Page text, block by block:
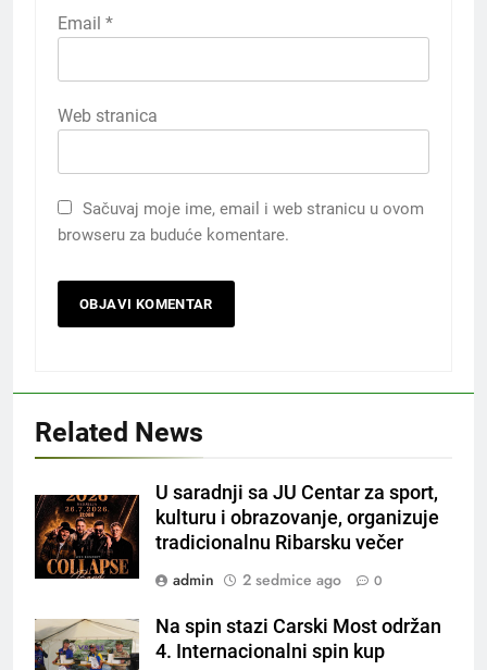
Email *
Web stranica
Sačuvaj moje ime, email i web stranicu u ovom
browseru za buduće komentare.
Related News
U saradnji sa JU Centar za sport,
kulturu i obrazovanje, organizuje
tradicionalnu Ribarsku večer
admin
2 sedmice ago 0
Na spin stazi Carski Most održan
4. Internacionalni spin kup